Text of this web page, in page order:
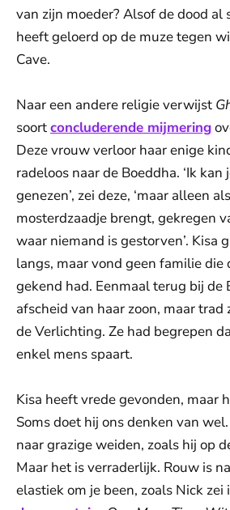
van zijn moeder? Alsof de dood al
heeft geloerd op de muze tegen
Cave.
Naar een andere religie verwijst
soortconcluderende mijmering
Deze vrouw verloor haar enige
radeloos naar de Boeddha. ‘Ik kan
genezen’, zei deze, ‘maar alleen
mosterdzaadje brengt, gekregen
waar niemand is gestorven’. Kisa
langs, maar vond geen familie die
gekend had. Eenmaal terug bij de
afscheid van haar zoon, maar trad
de Verlichting. Ze had begrepen
enkel mens spaart.
Kisa heeft vrede gevonden, maar
Soms doet hij ons denken van
naar grazige weiden, zoals hij op
Maar het is verraderlijk. Rouw is
elastiek om je been, zoals Nick zei